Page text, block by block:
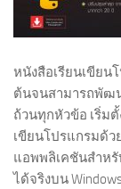
หนังสือเรียนเขียน
ต้นจนสามารถพัฒ
ถ้วนทุกหัวข้อ เริ่ม
เขียนโปรแกรมด้ว
แอพพลิเคชันสำห
ได้จริงบน